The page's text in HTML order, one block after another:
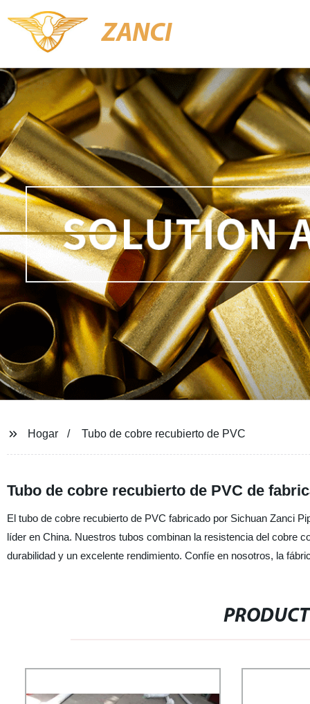
ZANCI
Hogar Tubo de cobre recubierto de PVC
Tubo de cobre recubierto de PVC de
El tubo de cobre recubierto de PVC fabricado por Sichuan Zanci
líder en China. Nuestros tubos combinan la resistencia del cobre
durabilidad y un excelente rendimiento. Confíe en nosotros, la